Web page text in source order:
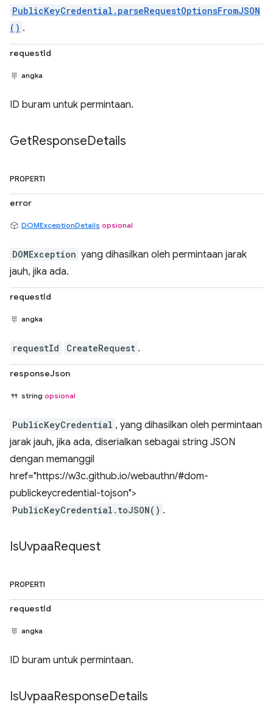
PublicKeyCredential.parseRequestOptionsFromJSON
() .
requestId
angka
ID buram untuk permintaan.
GetResponseDetails
PROPERTI
error
DOMExceptionDetails opsional
DOMException yang dihasilkan oleh permintaan jarak
jauh, jika ada.
requestId
angka
requestId CreateRequest .
responseJson
string opsional
PublicKeyCredential , yang dihasilkan oleh permintaan
jarak jauh, jika ada, diserialkan sebagai string JSON
dengan memanggil
href="https://w3c.github.io/webauthn/#dom-
publickeycredential-tojson">
PublicKeyCredential.toJSON() .
IsUvpaaRequest
PROPERTI
requestId
angka
ID buram untuk permintaan.
IsUvpaaResponseDetails